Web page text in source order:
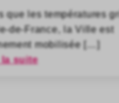
que les températures
de-France, la Ville est
mobilisée […]
suite